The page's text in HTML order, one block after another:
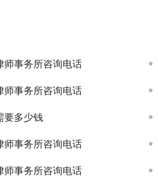
师事务所咨询电话
师事务所咨询电话
要多少钱
师事务所咨询电话
师事务所咨询电话